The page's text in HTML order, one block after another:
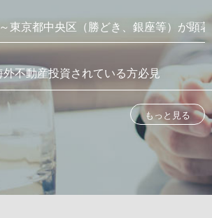
東京都中央区（勝どき、銀座等）が顕著
不動産投資されている方必見
もっと見る